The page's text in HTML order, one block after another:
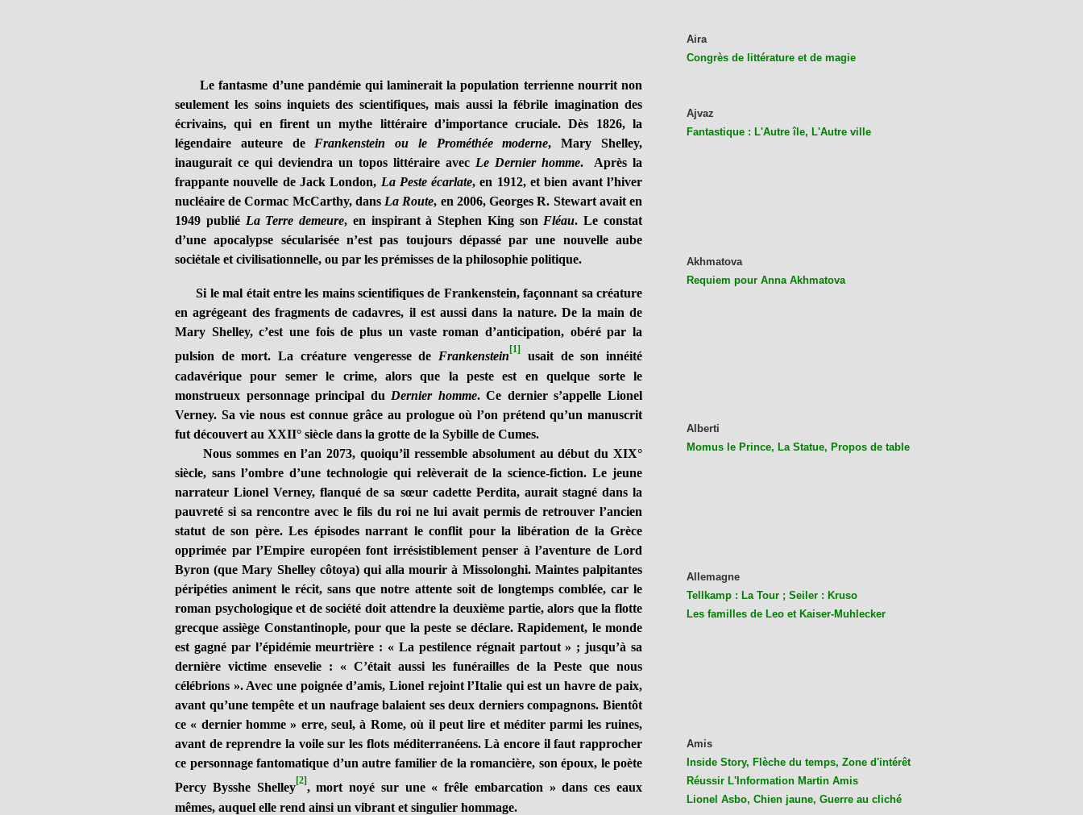
Le fantasme d’une pandémie qui laminerait la population terrienne nourrit non
seulement les soins inquiets des scientifiques, mais aussi la fébrile imagination des
écrivains, qui en firent un mythe littéraire d’importance cruciale. Dès 1826, la
légendaire auteure de Frankenstein ou le Prométhée moderne, Mary Shelley,
inaugurait ce qui deviendra un topos littéraire avec Le Dernier homme. Après la
frappante nouvelle de Jack London, La Peste écarlate, en 1912, et bien avant l’hiver
nucléaire de Cormac McCarthy, dans La Route, en 2006, Georges R. Stewart avait en
1949 publié La Terre demeure, en inspirant à Stephen King son Fléau. Le constat
d’une apocalypse sécularisée n’est pas toujours dépassé par une nouvelle aube
sociétale et civilisationnelle, ou par les prémisses de la philosophie politique.
Si le mal était entre les mains scientifiques de Frankenstein, façonnant sa créature
en agrégeant des fragments de cadavres, il est aussi dans la nature. De la main de
Mary Shelley, c’est une fois de plus un vaste roman d’anticipation, obéré par la
pulsion de mort. La créature vengeresse de Frankenstein[1]
usait de son innéité
cadavérique pour semer le crime, alors que la peste est en quelque sorte le
monstrueux personnage principal du Dernier homme. Ce dernier s’appelle Lionel
Verney. Sa vie nous est connue grâce au prologue où l’on prétend qu’un manuscrit
fut découvert au XXII° siècle dans la grotte de la Sybille de Cumes.
Nous sommes en l’an 2073, quoiqu’il ressemble absolument au début du XIX°
siècle, sans l’ombre d’une technologie qui relèverait de la science-fiction. Le jeune
narrateur Lionel Verney, flanqué de sa sœur cadette Perdita, aurait stagné dans la
pauvreté si sa rencontre avec le fils du roi ne lui avait permis de retrouver l’ancien
statut de son père. Les épisodes narrant le conflit pour la libération de la Grèce
opprimée par l’Empire européen font irrésistiblement penser à l’aventure de Lord
Byron (que Mary Shelley côtoya) qui alla mourir à Missolonghi. Maintes palpitantes
péripéties animent le récit, sans que notre attente soit de longtemps comblée, car le
roman psychologique et de société doit attendre la deuxième partie, alors que la flotte
grecque assiège Constantinople, pour que la peste se déclare. Rapidement, le monde
est gagné par l’épidémie meurtrière : « La pestilence régnait partout » ; jusqu’à sa
dernière victime ensevelie : « C’était aussi les funérailles de la Peste que nous
célébrions ». Avec une poignée d’amis, Lionel rejoint l’Italie qui est un havre de paix,
avant qu’une tempête et un naufrage balaient ses deux derniers compagnons. Bientôt
ce « dernier homme » erre, seul, à Rome, où il peut lire et méditer parmi les ruines,
avant de reprendre la voile sur les flots méditerranéens. Là encore il faut rapprocher
ce personnage fantomatique d’un autre familier de la romancière, son époux, le poète
Percy Bysshe Shelley[2], mort noyé sur une « frêle embarcation » dans ces eaux
mêmes, auquel elle rend ainsi un vibrant et singulier hommage.
Aira
Congrès de littérature et de magie
Ajvaz
Fantastique : L'Autre île, L'Autre ville
Akhmatova
Requiem pour Anna Akhmatova
Alberti
Momus le Prince, La Statue, Propos de table
Allemagne
Tellkamp : La Tour ; Seiler : Kruso
Les familles de Leo et Kaiser-Muhlecker
Amis
Inside Story, Flèche du temps, Zone d'intérêt
Réussir L'Information Martin Amis
Lionel Asbo, Chien jaune, Guerre au cliché